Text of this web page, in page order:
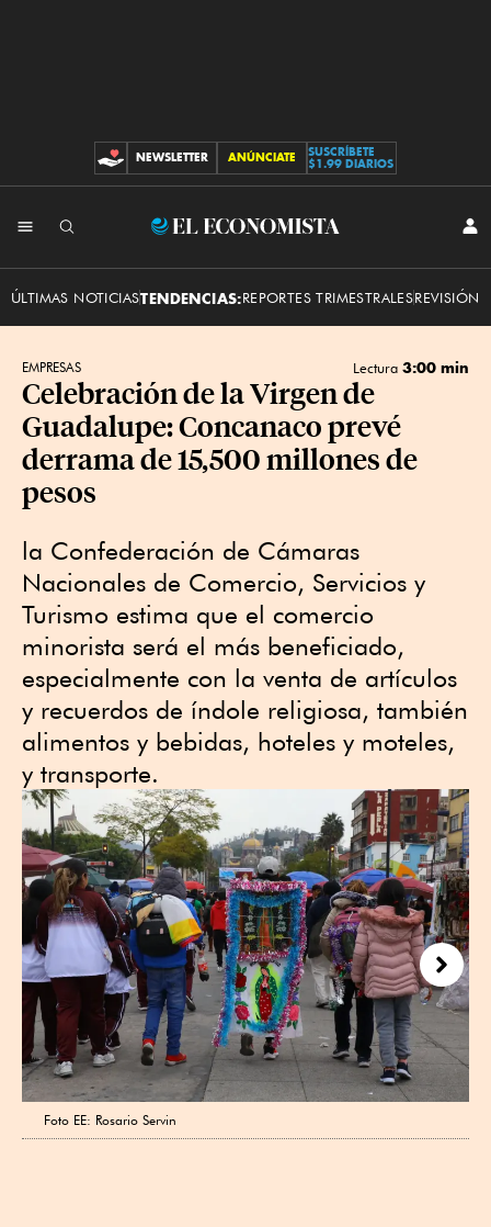
CONTRIBUCIONES
NEWSLETTER ANÚNCIATE
SUSCRÍBETE
$1.99 DIARIOS
El
ÚLTIMAS NOTICIASTENDENCIAS:REPORTES TRIMESTRALESREVISIÓN
EMPRESAS Lectura 3:00 min
Celebración de la Virgen de
Guadalupe: Concanaco prevé
derrama de 15,500 millones de
pesos
la Confederación de Cámaras
Nacionales de Comercio, Servicios y
Turismo estima que el comercio
minorista será el más beneficiado,
especialmente con la venta de artículos
y recuerdos de índole religiosa, también
alimentos y bebidas, hoteles y moteles,
y transporte.
Foto EE: Rosario Servin
Next